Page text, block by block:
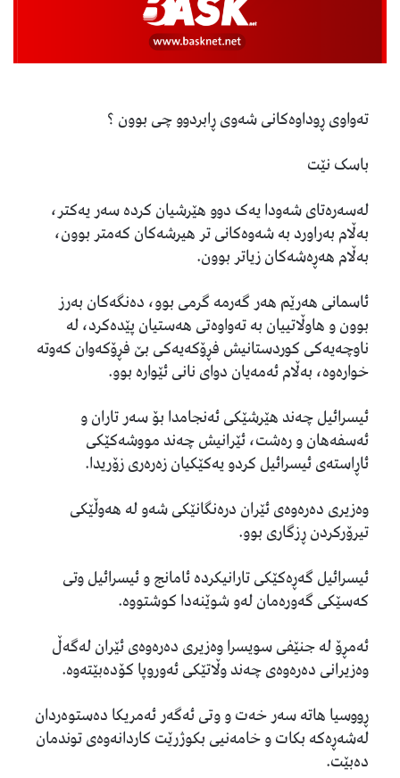
تەواوی ڕوداوەکانی شەوی ڕابردوو چی بوون ؟
باسک نێت
لەسەرەتای شەودا یەک دوو هێرشیان کردە سەر یەکتر،
بەڵام بەراورد بە شەوەکانى تر هیرشەکان کەمتر بوون،
بەڵام هەڕەشەکان زیاتر بوون.
ئاسمانى هەرێم هەر گەرمە گرمی بوو، دەنگەکان بەرز
بوون و هاوڵاتییان بە تەواوەتى هەستیان پێدەکرد، لە
ناوچەیەکی کوردستانیش فڕۆکەیەکی بێ فڕۆکەوان کەوتە
خوارەوە، بەڵام ئەمەیان دوای نانی ئێوارە بوو.
ئیسرائیل چەند هێرشێکی ئەنجامدا بۆ سەر تاران و
ئەسفەهان و رەشت، ئێرانیش چەند مووشەکێکی
ئاڕاستەی ئیسرائیل کردو یەکێکیان زەرەری زۆریدا.
وەزیری دەرەوەی ئێران درەنگانێکی شەو لە هەوڵێکی
تیرۆرکردن ڕزگاری بوو.
ئیسرائیل گەڕەکێکی تارانیکردە ئامانج و ئیسرائیل وتی
کەسێکی گەورەمان لەو شوێنەدا کوشتووە.
ئەمڕۆ لە جنێفی سویسرا وەزیری دەرەوەی ئێران لەگەڵ
وەزیرانی دەرەوەی چەند وڵاتێکی ئەوروپا کۆدەبێتەوە.
ڕووسیا هاتە سەر خەت و وتى ئەگەر ئەمریکا دەستوەردان
لەشەڕەکە بکات و خامەنیی بکوژرێت کاردانەوەی توندمان
دەبێت.